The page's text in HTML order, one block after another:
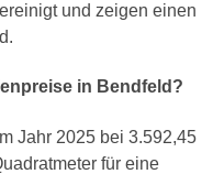
und zeigen einen
in Bendfeld?
Jahr 2025 bei 3.592,45
für eine